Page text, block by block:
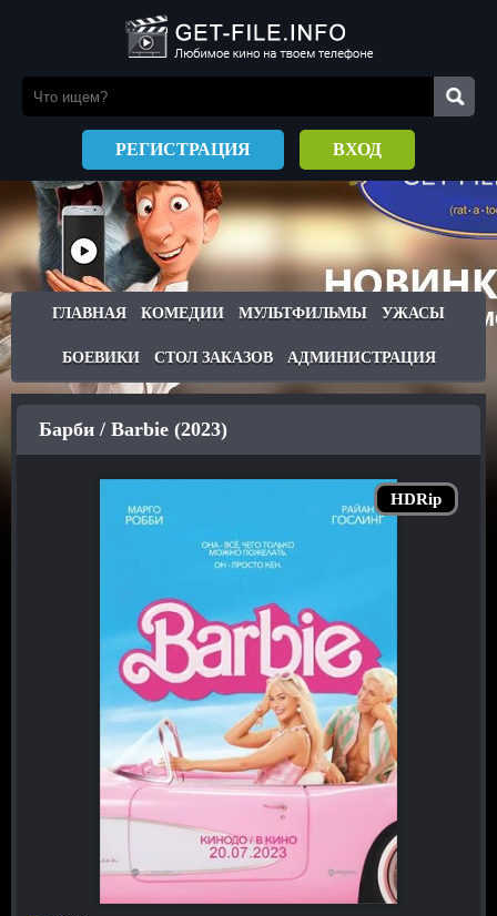
РЕГИСТРАЦИЯ ВХОД
ГЛАВНАЯ КОМЕДИИ МУЛЬТФИЛЬМЫ УЖАСЫ
БОЕВИКИ СТОЛ ЗАКАЗОВ АДМИНИСТРАЦИЯ
HDRip
Барби / Barbie (2023)